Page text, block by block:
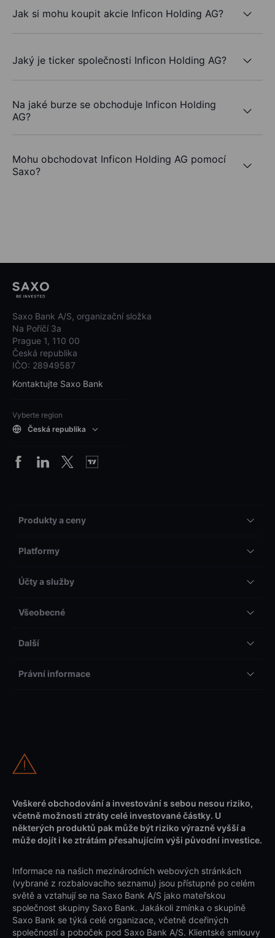
Jak si mohu koupit akcie Inficon Holding AG?
Jaký je ticker společnosti Inficon Holding AG?
Na jaké burze se obchoduje Inficon Holding
AG?
Mohu obchodovat Inficon Holding AG pomocí
Saxo?
Saxo Bank A/S, organizační složka
Na Poříčí 3a
Prague 1, 110 00
Česká republika
IČO: 28949587
Kontaktujte Saxo Bank
Vyberte region
Česká republika
Produkty a ceny
Platformy
Účty a služby
Všeobecné
Další
Právní informace
Veškeré obchodování a investování s sebou nesou riziko,
včetně možnosti ztráty celé investované částky. U
některých produktů pak může být riziko výrazně vyšší a
může dojít i ke ztrátám přesahujícím výši původní investice.
Informace na našich mezinárodních webových stránkách
(vybrané z rozbalovacího seznamu) jsou přístupné po celém
světě a vztahují se na Saxo Bank A/S jako mateřskou
společnost skupiny Saxo Bank. Jakákoli zmínka o skupině
Saxo Bank se týká celé organizace, včetně dceřiných
společností a poboček pod Saxo Bank A/S. Klientské smlouvy